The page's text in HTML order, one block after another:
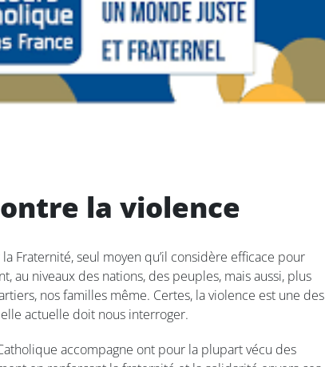
la violence
Fraternité, seul moyen qu’il considère efficace pour
niveaux des nations, des peuples, mais aussi, plus
nos familles même. Certes, la violence est une des
actuelle doit nous interroger.
accompagne ont pour la plupart vécu des